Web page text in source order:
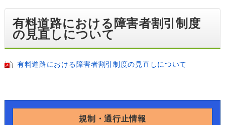
有料道路における障害者割引制度
の見直しについて
有料道路における障害者割引制度の見直しについて
規制・通行止情報